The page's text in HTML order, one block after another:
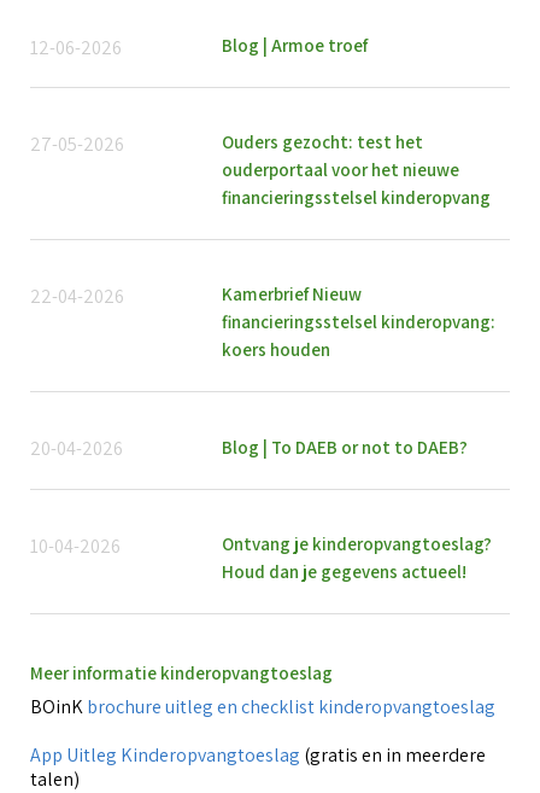
Blog | Armoe troef
12-06-2026
Ouders gezocht: test het
ouderportaal voor het nieuwe
financieringsstelsel kinderopvang
27-05-2026
Kamerbrief Nieuw
financieringsstelsel kinderopvang:
koers houden
22-04-2026
Blog | To DAEB or not to DAEB?
20-04-2026
Ontvang je kinderopvangtoeslag?
Houd dan je gegevens actueel!
10-04-2026
Meer informatie kinderopvangtoeslag
BOinKbrochure uitleg en checklist kinderopvangtoeslag
App Uitleg Kinderopvangtoeslag (gratis en in meerdere
talen)